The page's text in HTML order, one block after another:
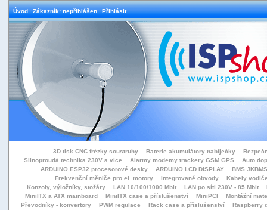
Úvod Zákazník: nepřihlášen Přihlásit
3D tisk CNC frézky soustruhy Baterie akumulátory nabíječky
Silnoproudá technika 230V a více
Alarmy modemy trackery GSM GPS
Auto
ARDUINO ESP32 procesorové desky
ARDUINO LCD DISPLAY
BMS
Frekvenční měniče pro el. motory
Integrované obvody
Kabely
Konzoly, výložníky, stožáry
LAN 10/100/1000 Mbit LAN po síti 230V - 85 Mbit
MiniITX a ATX mainboard
MiniITX case a příslušenství MiniPCI
Montážní
Převodníky - konvertory
PWM regulace Rack case a příslušenství
Raspberry